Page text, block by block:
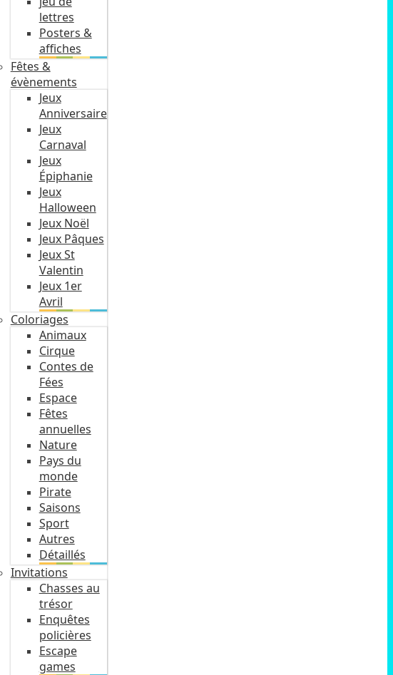
lettres
Posters &
affiches
Fêtes &
évènements
Jeux
Anniversaire
Jeux
Carnaval
Jeux
Épiphanie
Jeux
Halloween
Jeux Noël
Jeux Pâques
Jeux St
Valentin
Jeux 1er
Avril
Coloriages
Animaux
Cirque
Contes de
Fées
Espace
Fêtes
annuelles
Nature
Pays du
monde
Pirate
Saisons
Sport
Autres
Détaillés
Invitations
Chasses au
trésor
Enquêtes
policières
Escape
games